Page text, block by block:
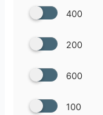
400
200
600
100